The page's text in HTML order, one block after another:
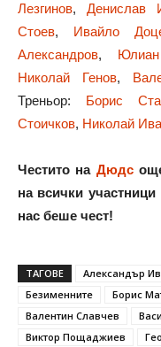
Лезгинов, Денислав
Стоев, Ивайло
Александров,
Николай Генов,
Треньор: Борис
Стоичков, Николай
Честито на Дюдс
на всички
нас беше чест!
ТАГОВЕ Александър
Безименните
Борис
Валентин Славчев
Виктор Пощаджиев